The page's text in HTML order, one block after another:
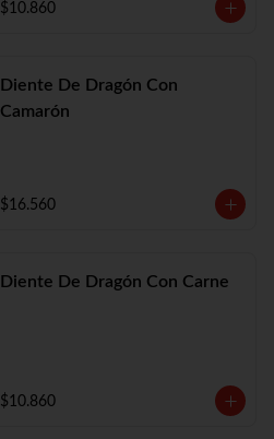
$10.860
Diente De Dragón Con
Camarón
$16.560
Diente De Dragón Con Carne
$10.860